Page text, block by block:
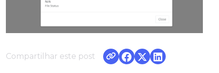
Compartilhar este post